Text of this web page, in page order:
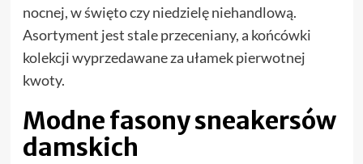
nocnej, w święto czy niedzielę niehandlową.
Asortyment jest stale przeceniany, a końcówki
kolekcji wyprzedawane za ułamek pierwotnej
kwoty.
Modne fasony sneakersów
damskich